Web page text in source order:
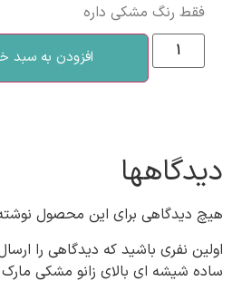
فقط رنگ مشکی داره
افزودن به سبد
دیدگاهها
هیچ دیدگاهی برای این محصول
اولین نفری باشید که دیدگاهی را
ساده شیشه ای بالای زانو مشکی مارک هانی (1/10)